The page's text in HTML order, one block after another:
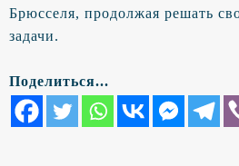
Брюсселя, продолжая решать
задачи.
Поделиться...